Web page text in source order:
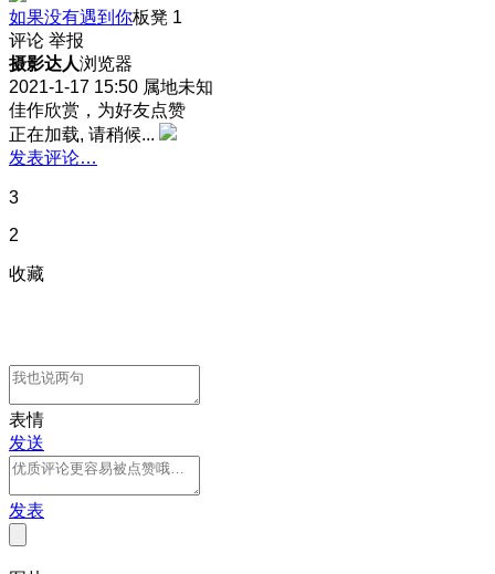
如果没有遇到你板凳 1
评论 举报
摄影达人浏览器
2021-1-17 15:50 属地未知
佳作欣赏，为好友点赞
正在加载, 请稍候...
发表评论…
3
2
收藏
表情
发送
发表